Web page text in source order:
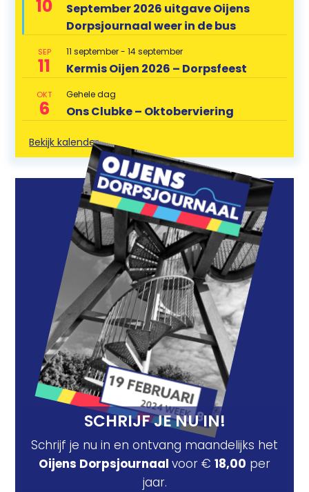
10
t
g
e
i
c
h
t
September 2026 uitgave Oijens
Dorpsjournaal weer in de bus
SEP
11
11 september-14 september
Kermis Oijen 2026 – Dorpsfeest
OKT
6
Gehele dag
Ons Clubke – Oktoberviering
Bekijk kalender
SCHRIJF JE NU IN!
Schrijf je nu in en ontvang maandelijks het
Oijens Dorpsjournaal voor € 18,00 per
jaar.